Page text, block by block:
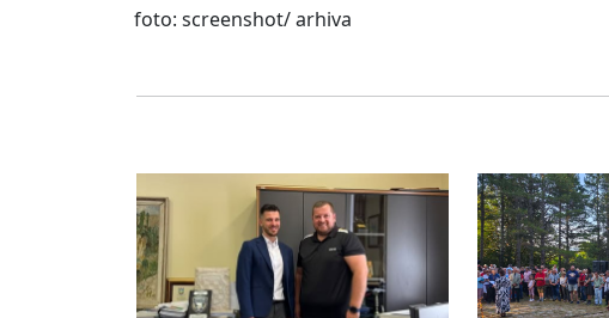
foto: screenshot/ arhiva